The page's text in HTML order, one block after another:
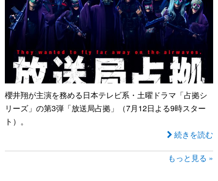
櫻井翔が主演を務める日本テレビ系・土曜ドラマ「占拠シ
リーズ」の第3弾「放送局占拠」（7月12日よる9時スター
ト）。
続きを読む
もっと見る »